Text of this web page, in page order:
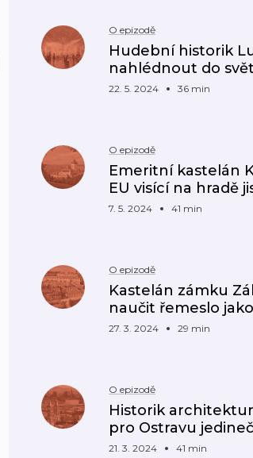
O epizodě
Hudební historik
nahlédnout do
22. 5. 2024 36 min
O epizodě
Emeritní kastelán
EU visící na hradě
7. 5. 2024 41 min
O epizodě
Kastelán zámku
naučit řemeslo
27. 3. 2024 29 min
O epizodě
Historik
pro Ostravu
21. 3. 2024 41 min